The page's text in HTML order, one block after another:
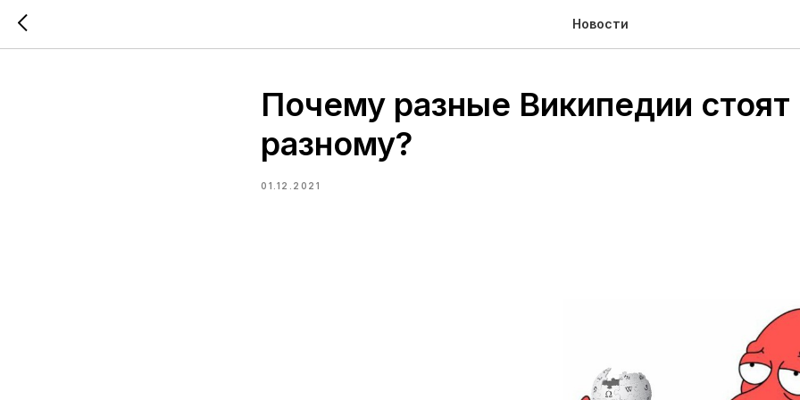
Новости
Почему разные Википедии
разному?
01.12.2021